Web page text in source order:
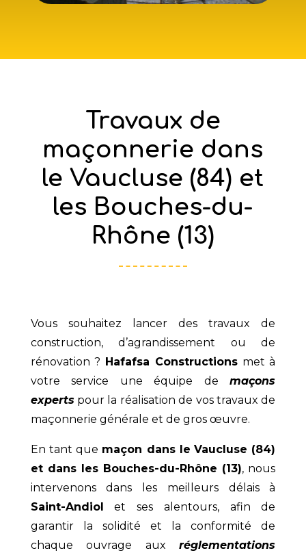
Travaux de
maçonnerie dans
le Vaucluse (84) et
les Bouches-du-
Rhône (13)
Vous souhaitez lancer des travaux de
construction, d’agrandissement ou de
rénovation ? Hafafsa Constructionsmet à
votre service une équipe demaçons
experts pour la réalisation de vos travaux de
maçonnerie générale et de gros œuvre.
En tant que maçon dans le Vaucluse (84)
et dans les Bouches-du-Rhône (13), nous
intervenons dans les meilleurs délais à
Saint-Andiol
et ses alentours, afin de
garantir la solidité et la conformité de
chaque ouvrage auxréglementations